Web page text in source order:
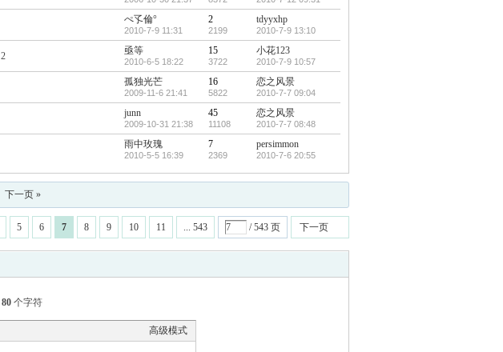
ぺ孓倫°
2010-7-9 11:31
2
2199
tdyyxhp
2010-7-9 13:10
2 亟等
2010-6-5 18:22
15
3722
小花123
2010-7-9 10:57
孤独光芒
2009-11-6 21:41
16
5822
恋之风景
2010-7-7 09:04
junn
2009-10-31 21:38
45
11108
恋之风景
2010-7-7 08:48
雨中玫瑰
2010-5-5 16:39
7
2369
persimmon
2010-7-6 20:55
下一页 »
5 6 7 8 9 10 11 ... 543 / 543 页 下一页
80 个字符
高级模式